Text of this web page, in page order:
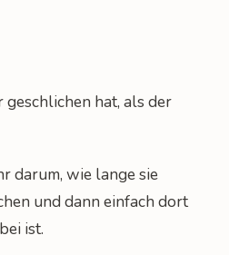
hat, als der
darum, wie lange sie
und dann einfach dort
ist.